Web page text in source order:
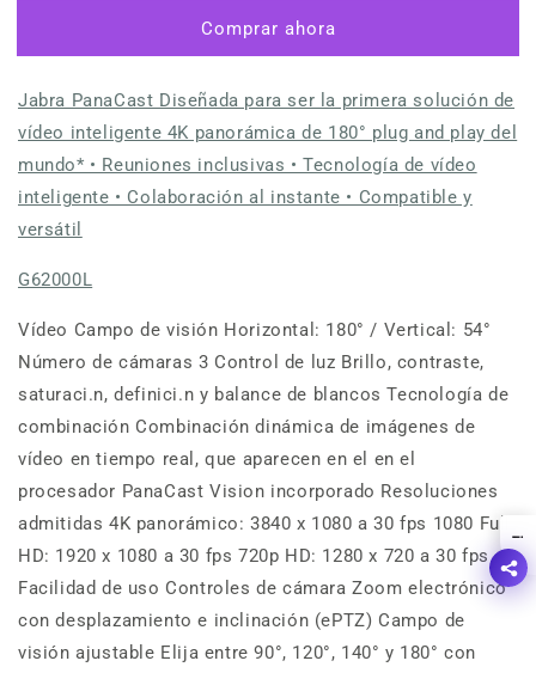
inteligente,
180°
zoom
inteligente,
180°
Comprar ahora
Jabra PanaCast Diseñada para ser la primera solución de
vídeo inteligente 4K panorámica de 180° plug and play del
mundo* • Reuniones inclusivas • Tecnología de vídeo
inteligente • Colaboración al instante • Compatible y
versátil
G62000L
Vídeo Campo de visión Horizontal: 180° / Vertical: 54°
Número de cámaras 3 Control de luz Brillo, contraste,
saturaci.n, definici.n y balance de blancos Tecnología de
combinación Combinación dinámica de imágenes de
vídeo en tiempo real, que aparecen en el en el
procesador PanaCast Vision incorporado Resoluciones
admitidas 4K panorámico: 3840 x 1080 a 30 fps 1080 Full
HD: 1920 x 1080 a 30 fps 720p HD: 1280 x 720 a 30 fps
Facilidad de uso Controles de cámara Zoom electrónico
con desplazamiento e inclinación (ePTZ) Campo de
visión ajustable Elija entre 90°, 120°, 140° y 180° con
!